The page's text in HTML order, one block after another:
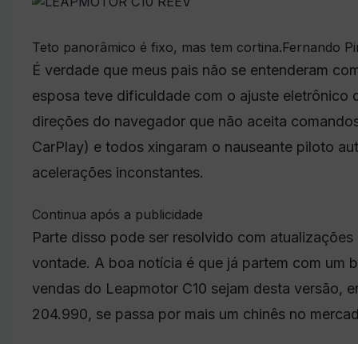
Teto panorâmico é fixo, mas tem cortina.Fernando
É verdade que meus pais não se entenderam
esposa teve dificuldade com o ajuste eletrônico
direções do navegador que não aceita
CarPlay) e todos xingaram o nauseante piloto
acelerações inconstantes.
Continua após a publicidade
Parte disso pode ser resolvido com
vontade. A boa notícia é que já partem com um
vendas do Leapmotor C10 sejam desta versão,
204.990, se passa por mais um chinês no